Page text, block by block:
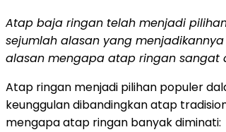
Atap baja ringan telah menjadi
sejumlah alasan yang
alasan mengapa atap ringan sangat
Atap ringan menjadi pilihan populer
keunggulan dibandingkan atap
mengapa atap ringan banyak diminati: